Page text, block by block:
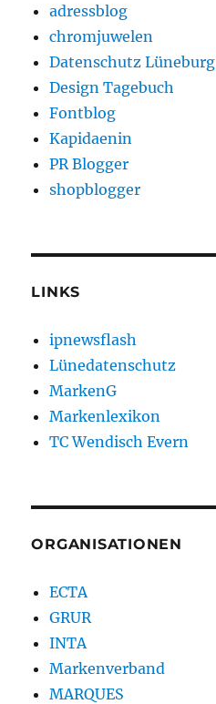
adressblog
chromjuwelen
Datenschutz Lüneburg
Design Tagebuch
Fontblog
Kapidaenin
PR Blogger
shopblogger
LINKS
ipnewsflash
Lünedatenschutz
MarkenG
Markenlexikon
TC Wendisch Evern
ORGANISATIONEN
ECTA
GRUR
INTA
Markenverband
MARQUES